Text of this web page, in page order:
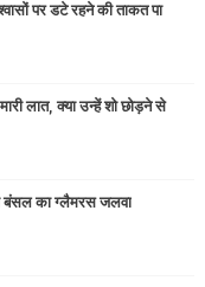
पर डटे रहने की ताकत पा
लात, क्या उन्हें शो छोड़ने से
बंसल का ग्लैमरस जलवा